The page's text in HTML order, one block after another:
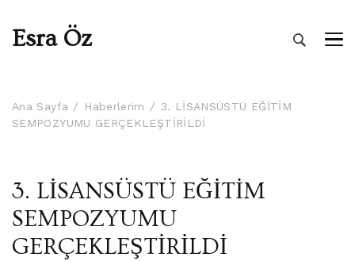
Esra Öz
Ana Sayfa Haberlerim
3. LİSANSÜSTÜ EĞİTİM
SEMPOZYUMU GERÇEKLEŞTİRİLDİ
3. LİSANSÜSTÜ EĞİTİM
SEMPOZYUMU
GERÇEKLEŞTİRİLDİ